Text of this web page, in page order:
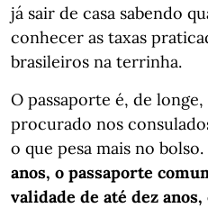
já sair de casa sabendo
conhecer as taxas
brasileiros na terrinha.
O passaporte é, de
procurado nos
o que pesa mais no bolso.
anos, o passaporte
validade de até dez anos,